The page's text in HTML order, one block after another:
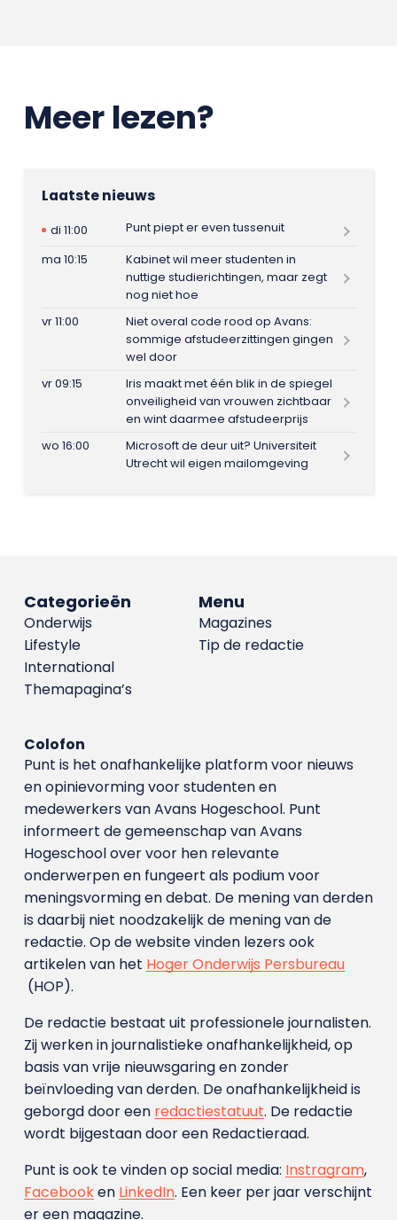
Meer lezen?
Laatste nieuws
di 11:00
Punt piept er even tussenuit
ma 10:15
Kabinet wil meer studenten in
nuttige studierichtingen, maar zegt
nog niet hoe
vr 11:00
Niet overal code rood op Avans:
sommige afstudeerzittingen gingen
wel door
vr 09:15
Iris maakt met één blik in de spiegel
onveiligheid van vrouwen zichtbaar
en wint daarmee afstudeerprijs
wo 16:00
Microsoft de deur uit? Universiteit
Utrecht wil eigen mailomgeving
Menu
Magazines
Tip de redactie
Categorieën
Onderwijs
Lifestyle
International
Themapagina’s
Colofon
Punt is het onafhankelijke platform voor nieuws
en opinievorming voor studenten en
medewerkers van Avans Hoge­school. Punt
informeert de gemeenschap van Avans
Hogeschool over voor hen relevante
onderwerpen en fungeert als podium voor
meningsvorming en debat. De mening van derden
is daarbij niet noodzakelijk de mening van de
redactie. Op de website vinden lezers ook
artikelen van het Hoger Onderwijs Persbureau
(HOP).
De redactie bestaat uit professionele journalisten.
Zij werken in journalistieke onafhankelijkheid, op
basis van vrije nieuwsgaring en zonder
beïnvloeding van derden. De onafhankelijkheid is
geborgd door een redactiestatuut. De redactie
wordt bijgestaan door een Redactieraad.
Punt is ook te vinden op social media: Instragram,
Facebooken LinkedIn. Een keer per jaar verschijnt
er een magazine.